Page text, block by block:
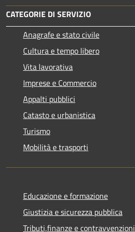
CATEGORIE DI SERVIZIO
Anagrafe e stato civile
Cultura e tempo libero
Vita lavorativa
Imprese e Commercio
Appalti pubblici
Catasto e urbanistica
Turismo
Mobilità e trasporti
Educazione e formazione
Giustizia e sicurezza pubblica
Tributi,finanze e contravvenzioni